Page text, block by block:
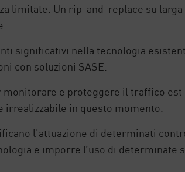
limitate. Un rip-and-replace su
significativi nella tecnologia
con soluzioni SASE.
e proteggere il traffico
irrealizzabile in questo momento.
l'attuazione di determinati
e imporre l’uso di determinate